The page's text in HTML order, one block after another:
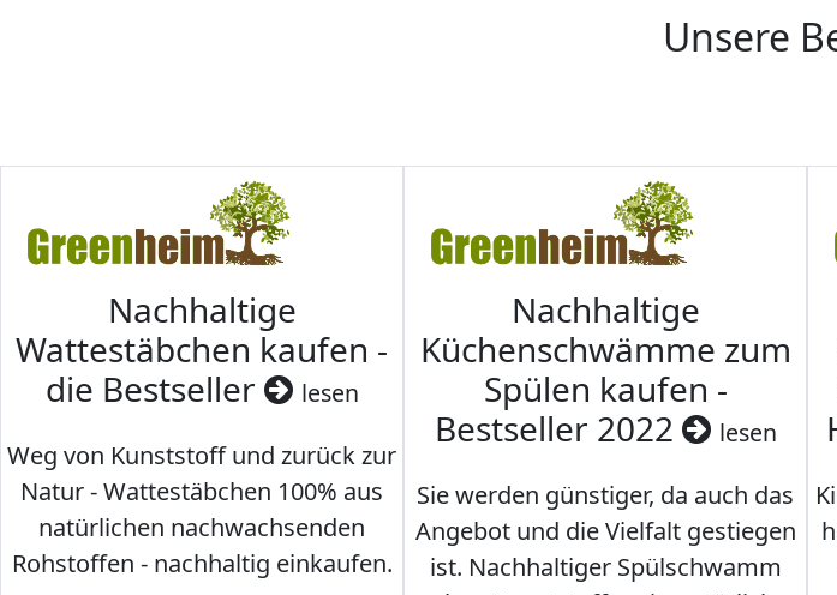
Unsere
Nachhaltige
Wattestäbchen kaufen -
die Bestseller
lesen
Weg von Kunststoff und zurück zur
Natur - Wattestäbchen 100% aus
natürlichen nachwachsenden
Rohstoffen - nachhaltig einkaufen.
Nachhaltige
Küchenschwämme zum
Spülen kaufen -
Bestseller 2022
lesen
Sie werden günstiger, da auch das
Angebot und die Vielfalt gestiegen
ist. Nachhaltiger Spülschwamm